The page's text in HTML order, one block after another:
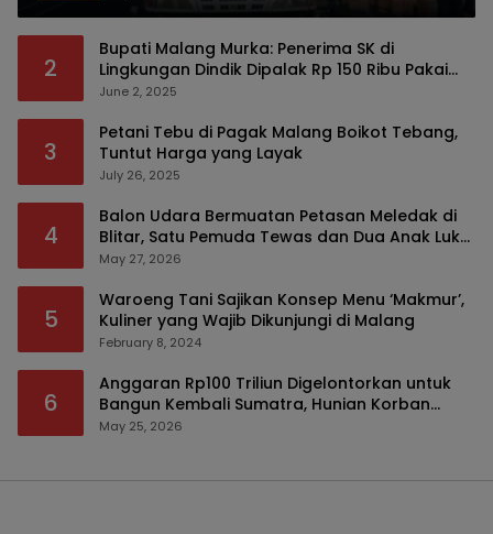
2
Bupati Malang Murka: Penerima SK di
Lingkungan Dindik Dipalak Rp 150 Ribu Pakai
Modus Tumpengan, KPK Turut Pantau
June 2, 2025
3
Petani Tebu di Pagak Malang Boikot Tebang,
Tuntut Harga yang Layak
July 26, 2025
4
Balon Udara Bermuatan Petasan Meledak di
Blitar, Satu Pemuda Tewas dan Dua Anak Luka
Serius
May 27, 2026
5
Waroeng Tani Sajikan Konsep Menu ‘Makmur’,
Kuliner yang Wajib Dikunjungi di Malang
February 8, 2024
6
Anggaran Rp100 Triliun Digelontorkan untuk
Bangun Kembali Sumatra, Hunian Korban
Bencana Bakal Difokuskan
May 25, 2026